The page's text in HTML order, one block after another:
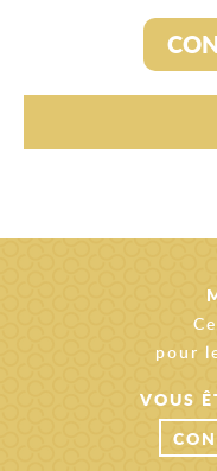
d’empathie et
personne en
pour
VOUS